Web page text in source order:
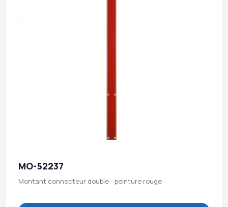
MO-52237
Montant connecteur double - peinture rouge